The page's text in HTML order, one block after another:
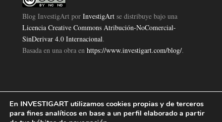
Blog InvestigArtpor InvestigArtse distribuye bajo una
Licencia Creative Commons Atribución-NoComercial-
SinDerivar 4.0 Internacional.
Basada en una obra en https://www.investigart.com/blog/.
Política de Privacidad|Aviso Legal|Política de Cookies|
En INVESTIGART utilizamos cookies propias y de terceros
para fines analíticos en base a un perfil elaborado a partir